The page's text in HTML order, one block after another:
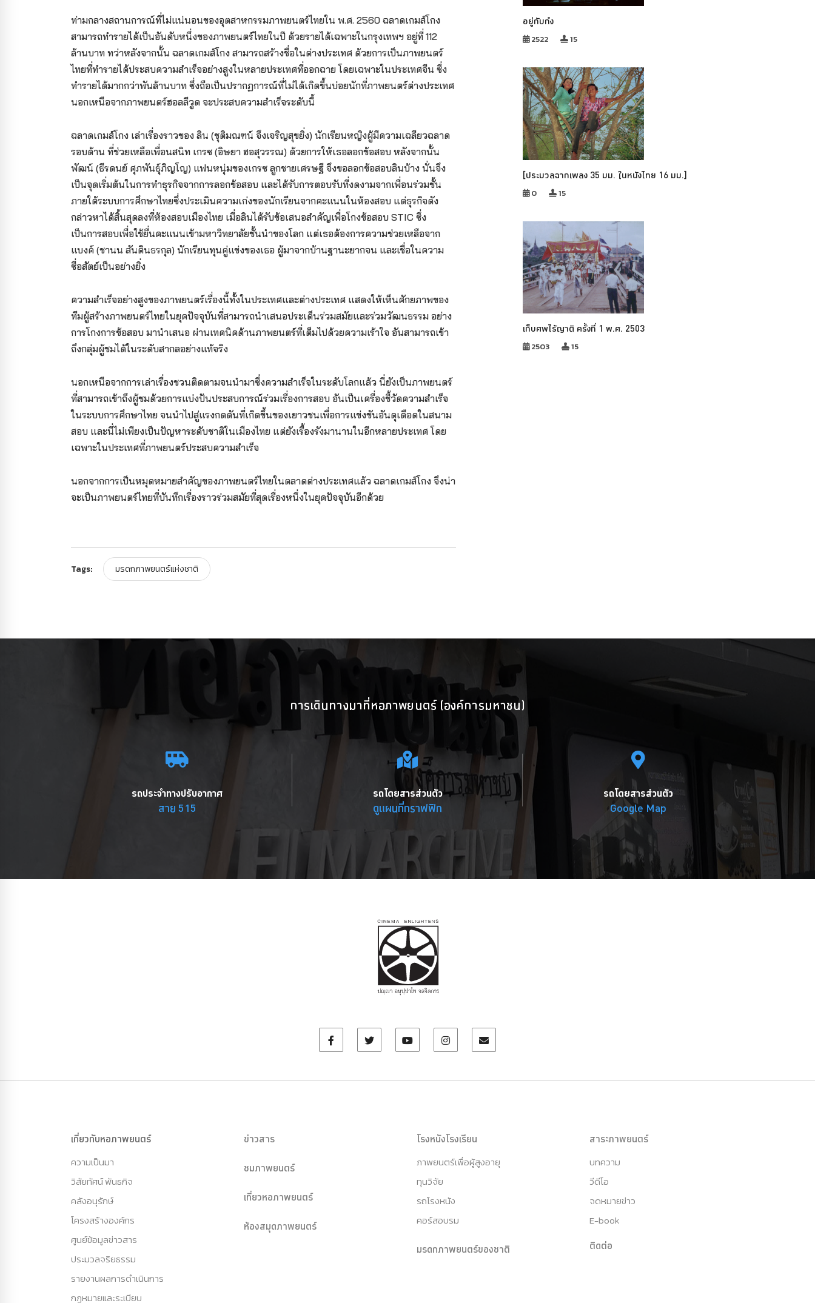
ท่ามกลางสถานการณ์ที่ไม่แน่นอนของอุตสาหกรรมภาพยนตร์ไทยใน พ.ศ. 2560 ฉลาดเกมส์โกง
สามารถทำรายได้เป็นอันดับหนึ่งของภาพยนตร์ไทยในปี ด้วยรายได้เฉพาะในกรุงเทพฯ อยู่ที่ 112
ล้านบาท ทว่าหลังจากนั้น ฉลาดเกมส์โกง สามารถสร้างชื่อในต่างประเทศ ด้วยการเป็นภาพยนตร์
ไทยที่ทำรายได้ประสบความสำเร็จอย่างสูงในหลายประเทศที่ออกฉาย โดยเฉพาะในประเทศจีน ซึ่ง
ทำรายได้มากกว่าพันล้านบาท ซึ่งถือเป็นปรากฏการณ์ที่ไม่ได้เกิดขึ้นบ่อยนักที่ภาพยนตร์ต่างประเทศ
นอกเหนือจากภาพยนตร์ฮอลลีวูด จะประสบความสำเร็จระดับนี้
ฉลาดเกมส์โกง เล่าเรื่องราวของ ลิน (ชุติมณฑน์ จึงเจริญสุขยิ่ง) นักเรียนหญิงผู้มีความเฉลียวฉลาด
รอบด้าน ที่ช่วยเหลือเพื่อนสนิท เกรซ (อิษยา ฮอสุวรรณ) ด้วยการให้เธอลอกข้อสอบ หลังจากนั้น
พัฒน์ (ธีรดนย์ ศุภพันธุ์ภิญโญ) แฟนหนุ่มของเกรซ ลูกชายเศรษฐี จึงขอลอกข้อสอบลินบ้าง นั่นจึง
เป็นจุดเริ่มต้นในการทำธุรกิจจากการลอกข้อสอบ และได้รับการตอบรับที่งดงามจากเพื่อนร่วมชั้น
ภายใต้ระบบการศึกษาไทยซึ่งประเมินความเก่งของนักเรียนจากคะแนนในห้องสอบ แต่ธุรกิจดัง
กล่าวหาได้สิ้นสุดลงที่ห้องสอบเมืองไทย เมื่อลินได้รับข้อเสนอสำคัญเพื่อโกงข้อสอบ STIC ซึ่ง
เป็นการสอบเพื่อใช้ยื่นคะแนนเข้ามหาวิทยาลัยชั้นนำของโลก แต่เธอต้องการความช่วยเหลือจาก
แบงค์ (ชานน สันตินธรกุล) นักเรียนทุนคู่แข่งของเธอ ผู้มาจากบ้านฐานะยากจน และเชื่อในความ
ซื่อสัตย์เป็นอย่างยิ่ง
ความสำเร็จอย่างสูงของภาพยนตร์เรื่องนี้ทั้งในประเทศและต่างประเทศ แสดงให้เห็นศักยภาพของ
ทีมผู้สร้างภาพยนตร์ไทยในยุคปัจจุบันที่สามารถนำเสนอประเด็นร่วมสมัยและร่วมวัฒนธรรม อย่าง
การโกงการข้อสอบ มานำเสนอ ผ่านเทคนิคด้านภาพยนตร์ที่เต็มไปด้วยความเร้าใจ อันสามารถเข้า
ถึงกลุ่มผู้ชมได้ในระดับสากลอย่างแท้จริง
นอกเหนือจากการเล่าเรื่องชวนติดตามจนนำมาซึ่งความสำเร็จในระดับโลกแล้ว นี่ยังเป็นภาพยนตร์
ที่สามารถเข้าถึงผู้ชมด้วยการแบ่งปันประสบการณ์ร่วมเรื่องการสอบ อันเป็นเครื่องชี้วัดความสำเร็จ
ในระบบการศึกษาไทย จนนำไปสู่แรงกดดันที่เกิดขึ้นของเยาวชนเพื่อการแข่งขันอันดุเดือดในสนาม
สอบ และนี่ไม่เพียงเป็นปัญหาระดับชาติในเมืองไทย แต่ยังเรื้องรังมานานในอีกหลายประเทศ โดย
เฉพาะในประเทศที่ภาพยนตร์ประสบความสำเร็จ
นอกจากการเป็นหมุดหมายสำคัญของภาพยนตร์ไทยในตลาดต่างประเทศแล้ว ฉลาดเกมส์โกง จึงน่า
จะเป็นภาพยนตร์ไทยที่บันทึกเรื่องราวร่วมสมัยที่สุดเรื่องหนึ่งในยุคปัจจุบันอีกด้วย
Tags: มรดกภาพยนตร์แห่งชาติ
อยู่กับก๋ง
2522 15
[ประมวลฉากเพลง 35 มม. ในหนังไทย 16 มม.]
0 15
เก็บศพไร้ญาติ ครั้งที่ 1 พ.ศ. 2503
2503 15
การเดินทางมาที่หอภาพยนตร์ (องค์การมหาชน)
รถประจำทางปรับอากาศ
สาย 515
รถโดยสารส่วนตัว
ดูแผนที่กราฟฟิก
รถโดยสารส่วนตัว
Google Map
เกี่ยวกับหอภาพยนตร์
ความเป็นมา
วิสัยทัศน์ พันธกิจ
คลังอนุรักษ์
โครงสร้างองค์กร
ศูนย์ข้อมูลข่าวสาร
ประมวลจริยธรรม
รายงานผลการดำเนินการ
กฏหมายและระเบียบ
ข่าวสาร
ชมภาพยนตร์
เที่ยวหอภาพยนตร์
ห้องสมุดภาพยนตร์
โรงหนังโรงเรียน
ภาพยนตร์เพื่อผู้สูงอายุ
ทุนวิจัย
รถโรงหนัง
คอร์สอบรม
มรดกภาพยนตร์ของชาติ
สาระภาพยนตร์
บทความ
วีดีโอ
จดหมายข่าว
E-book
ติดต่อ